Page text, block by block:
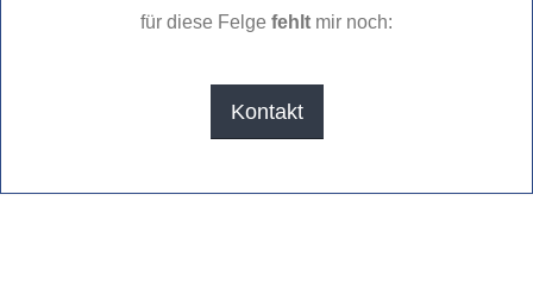
für diese Felge fehlt mir noch:
Kontakt